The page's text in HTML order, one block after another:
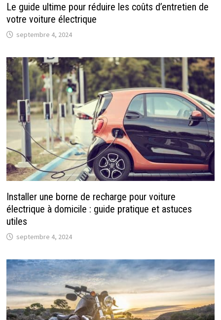
Le guide ultime pour réduire les coûts d’entretien de
votre voiture électrique
septembre 4, 2024
Installer une borne de recharge pour voiture
électrique à domicile : guide pratique et astuces
utiles
septembre 4, 2024